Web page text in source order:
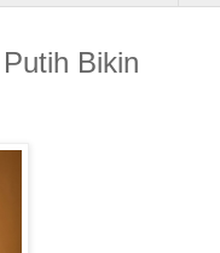
Bikin